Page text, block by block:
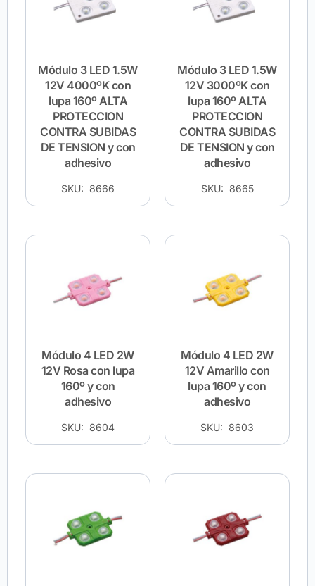
Módulo 3 LED 1.5W
12V 4000ºK con
lupa 160º ALTA
PROTECCION
CONTRA SUBIDAS
DE TENSION y con
adhesivo
SKU: 8666
Módulo 3 LED 1.5W
12V 3000ºK con
lupa 160º ALTA
PROTECCION
CONTRA SUBIDAS
DE TENSION y con
adhesivo
SKU: 8665
Módulo 4 LED 2W
12V Rosa con lupa
160º y con
adhesivo
SKU: 8604
Módulo 4 LED 2W
12V Amarillo con
lupa 160º y con
adhesivo
SKU: 8603